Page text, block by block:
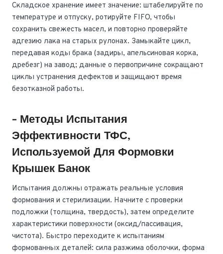
Складское хранение имеет значение: штабелируйте по
температуре и отпуску, ротируйте FIFO, чтобы
сохранить свежесть масел, и повторно проверяйте
адгезию лака на старых рулонах. Замыкайте цикл,
передавая коды брака (задиры, апельсиновая корка,
дребезг) на завод; данные о первопричине сокращают
циклы устранения дефектов и защищают время
безотказной работы.
- Методы Испытания
Эффективности ТФС,
Используемой Для Формовки
Крышек Банок
Испытания должны отражать реальные условия
формования и стерилизации. Начните с проверки
подложки (толщина, твердость), затем определите
характеристики поверхности (оксид/пассивация,
чистота). Быстро переходите к испытаниям
формованных деталей: сила разжима оболочки, форма